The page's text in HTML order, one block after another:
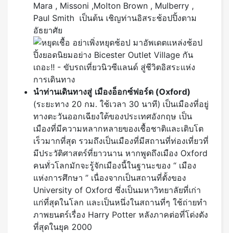
Mara , Missoni ,Molton Brown , Mulberry ,
Paul Smith เป็นต้น เชิญท่านอิสระช้อปปิ้งตาม
อัธยาศัย
นำท่านเดินทางสู่ เมืองอ็อกซ์ฟอร์ด (Oxford)
(ระยะทาง 20 กม. ใช้เวลา 30 นาที) เป็นเมืองที่อยู่
ทางตะวันออกเฉียงใต้ของประเทศอังกฤษ เป็น
เมืองที่มีความหลากหลายของเชื้อชาติและเติบโต
เร็วมากที่สุด รวมถึงเป็นเมืองที่มีสถานที่ท่องเที่ยวที่
มีประวัติศาสตร์ที่ยาวนาน หากพูดถึงเมือง Oxford
คนทั่วโลกมักจะรู้จักเมืองนี้ในฐานะของ “ เมือง
แห่งการศึกษา ” เนื่องจากเป็นสถานที่ตั้งของ
University of Oxford ซึ่งเป็นมหาวิทยาลัยที่เก่า
แก่ที่สุดในโลก และเป็นหนึ่งในสถานที่ๆ ใช้ถ่ายทำ
ภาพยนตร์เรื่อง Harry Potter หลังภาคต่อที่โด่งดัง
ที่สุดในยุค 2000